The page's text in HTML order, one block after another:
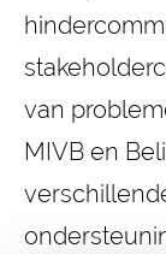
van
MIVB en